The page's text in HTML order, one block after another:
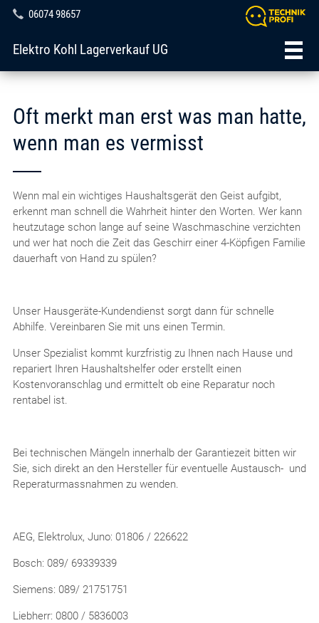
06074 98657
Elektro Kohl Lagerverkauf UG
Oft merkt man erst was man hatte,
wenn man es vermisst
Wenn mal ein wichtiges Haushaltsgerät den Geist aufgibt,
erkennt man schnell die Wahrheit hinter den Worten. Wer kann
heutzutage schon lange auf seine Waschmaschine verzichten
und wer hat noch die Zeit das Geschirr einer 4-Köpfigen Familie
dauerhaft von Hand zu spülen?
Unser Hausgeräte-Kundendienst sorgt dann für schnelle
Abhilfe. Vereinbaren Sie mit uns einen Termin.
Unser Spezialist kommt kurzfristig zu Ihnen nach Hause und
repariert Ihren Haushaltshelfer oder erstellt einen
Kostenvoranschlag und ermittelt ob eine Reparatur noch
rentabel ist.
Bei technischen Mängeln innerhalb der Garantiezeit bitten wir
Sie, sich direkt an den Hersteller für eventuelle Austausch- und
Reperaturmassnahmen zu wenden.
AEG, Elektrolux, Juno: 01806 / 226622
Bosch: 089/ 69339339
Siemens: 089/ 21751751
Liebherr: 0800 / 5836003